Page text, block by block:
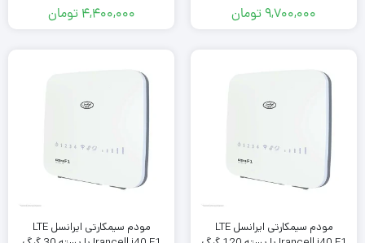
۹,۷۰۰,۰۰۰تومان ۴,۴۰۰,۰۰۰ تومان
مودم سیمکارتی ایرانسل LTE
مودم سیمکارتی ایرانسل LTE